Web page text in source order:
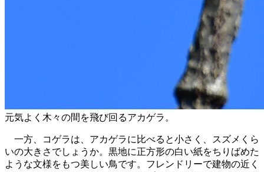
元気よく木々の間を飛び回るアカゲラ。
一方、コゲラは、アカゲラに比べると小さく、スズメくら
いの大きさでしょうか。黒地に正方形の白い紙をちりばめた
ような文様をもつ美しい鳥です。フレンドリーで建物の近く